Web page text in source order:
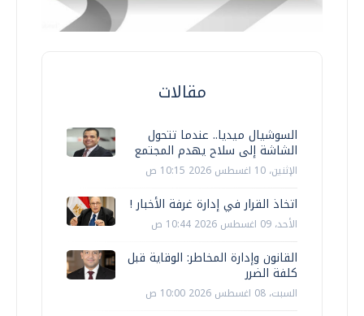
مقالات
السوشيال ميديا.. عندما تتحول
الشاشة إلى سلاح يهدم المجتمع
الإثنين، 10 اغسطس 2026 10:15 ص
اتخاذ القرار في إدارة غرفة الأخبار !
الأحد، 09 اغسطس 2026 10:44 ص
القانون وإدارة المخاطر: الوقاية قبل
كلفة الضرر
السبت، 08 اغسطس 2026 10:00 ص